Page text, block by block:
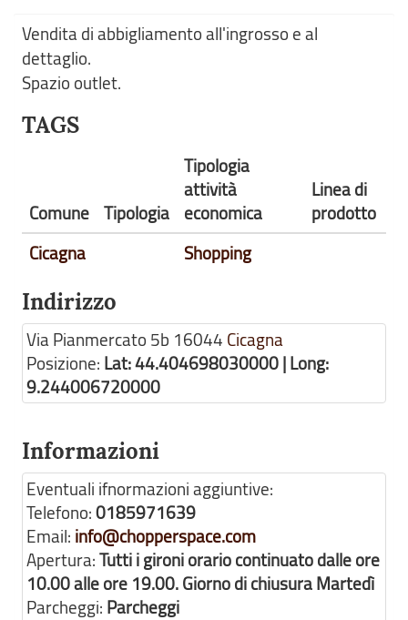
Vendita di abbigliamento all'ingrosso e al
dettaglio.
Spazio outlet.
TAGS
Comune Tipologia
Tipologia
attività
economica
Linea di
prodotto
Cicagna
Shopping
Indirizzo
Via Pianmercato 5b 16044 Cicagna
Posizione: Lat: 44.404698030000 | Long:
9.244006720000
Informazioni
Eventuali ifnormazioni aggiuntive:
Telefono:0185971639
Email: info@chopperspace.com
Apertura:Tutti i gironi orario continuato dalle ore
10.00 alle ore 19.00. Giorno di chiusura Martedì
Parcheggi: Parcheggi